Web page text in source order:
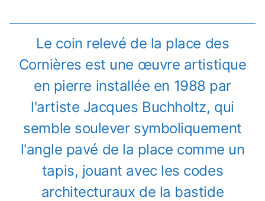
Le coin relevé de la place des
Cornières est une œuvre artistique
en pierre installée en 1988 par
l'artiste Jacques Buchholtz, qui
semble soulever symboliquement
l'angle pavé de la place comme un
tapis, jouant avec les codes
architecturaux de la bastide